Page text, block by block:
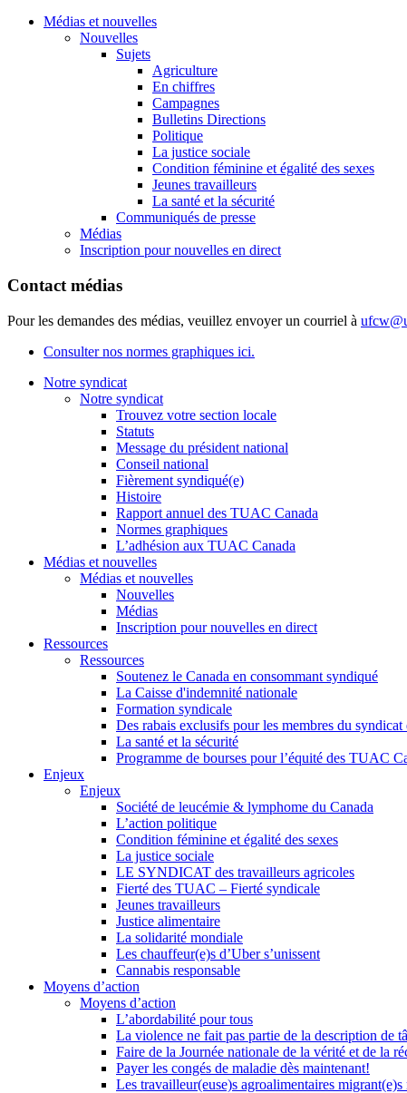
Médias et nouvelles
Nouvelles
Sujets
Agriculture
En chiffres
Campagnes
Bulletins Directions
Politique
La justice sociale
Condition féminine et égalité des sexes
Jeunes travailleurs
La santé et la sécurité
Communiqués de presse
Médias
Inscription pour nouvelles en direct
Contact médias
Pour les demandes des médias, veuillez envoyer un courriel à
Consulter nos normes graphiques ici.
Notre syndicat
Notre syndicat
Trouvez votre section locale
Statuts
Message du président national
Conseil national
Fièrement syndiqué(e)
Histoire
Rapport annuel des TUAC Canada
Normes graphiques
L’adhésion aux TUAC Canada
Médias et nouvelles
Médias et nouvelles
Nouvelles
Médias
Inscription pour nouvelles en direct
Ressources
Ressources
Soutenez le Canada en consommant syndiqué
La Caisse d'indemnité nationale
Formation syndicale
Des rabais exclusifs pour les membres du
La santé et la sécurité
Programme de bourses pour l’équité des TUAC
Enjeux
Enjeux
Société de leucémie & lymphome du Canada
L’action politique
Condition féminine et égalité des sexes
La justice sociale
LE SYNDICAT des travailleurs agricoles
Fierté des TUAC – Fierté syndicale
Jeunes travailleurs
Justice alimentaire
La solidarité mondiale
Les chauffeur(e)s d’Uber s’unissent
Cannabis responsable
Moyens d’action
Moyens d’action
L’abordabilité pour tous
La violence ne fait pas partie de la description de
Faire de la Journée nationale de la vérité et de la
Payer les congés de maladie dès maintenant!
Les travailleur(euse)s agroalimentaires